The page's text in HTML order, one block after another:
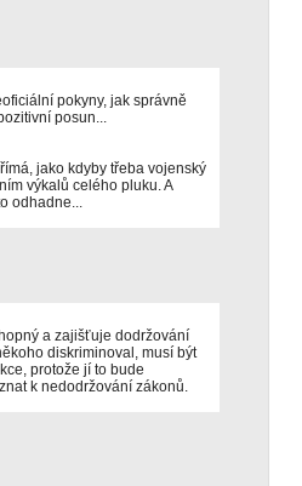
pokyny, jak správně
posun...
jako kdyby třeba vojenský
výkalů celého pluku. A
odhadne...
a zajišťuje dodržování
diskriminoval, musí být
protože jí to bude
k nedodržování zákonů.